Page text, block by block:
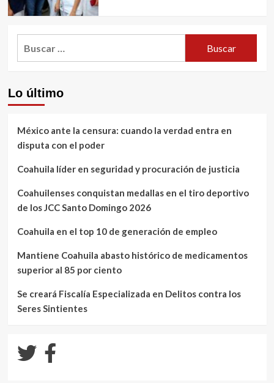
Lo último
México ante la censura: cuando la verdad entra en
disputa con el poder
Coahuila líder en seguridad y procuración de justicia
Coahuilenses conquistan medallas en el tiro deportivo
de los JCC Santo Domingo 2026
Coahuila en el top 10 de generación de empleo
Mantiene Coahuila abasto histórico de medicamentos
superior al 85 por ciento
Se creará Fiscalía Especializada en Delitos contra los
Seres Sintientes